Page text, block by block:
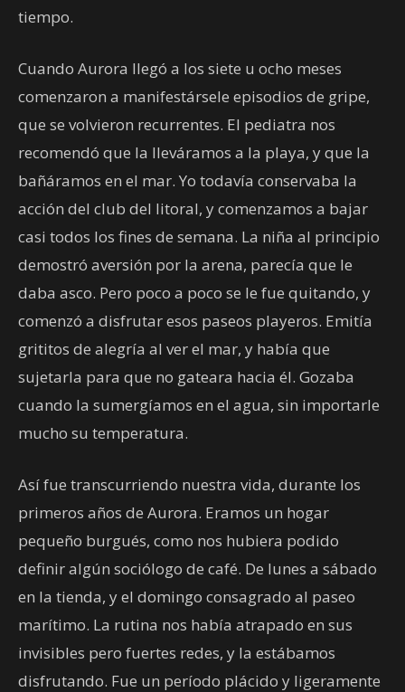
tiempo.
Cuando Aurora llegó a los siete u ocho meses
comenzaron a manifestársele episodios de gripe,
que se volvieron recurrentes. El pediatra nos
recomendó que la lleváramos a la playa, y que la
bañáramos en el mar. Yo todavía conservaba la
acción del club del litoral, y comenzamos a bajar
casi todos los fines de semana. La niña al principio
demostró aversión por la arena, parecía que le
daba asco. Pero poco a poco se le fue quitando, y
comenzó a disfrutar esos paseos playeros. Emitía
grititos de alegría al ver el mar, y había que
sujetarla para que no gateara hacia él. Gozaba
cuando la sumergíamos en el agua, sin importarle
mucho su temperatura.
Así fue transcurriendo nuestra vida, durante los
primeros años de Aurora. Eramos un hogar
pequeño burgués, como nos hubiera podido
definir algún sociólogo de café. De lunes a sábado
en la tienda, y el domingo consagrado al paseo
marítimo. La rutina nos había atrapado en sus
invisibles pero fuertes redes, y la estábamos
disfrutando. Fue un período plácido y ligeramente